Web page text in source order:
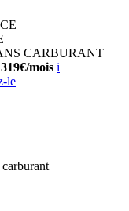
CARBURANT
mois i
le
carburant